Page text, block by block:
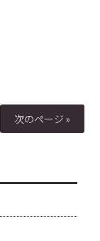
次のページ »